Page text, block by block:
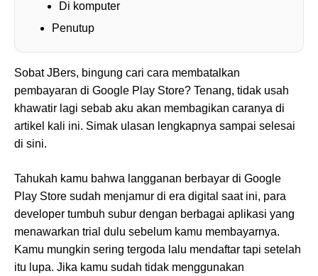
Di komputer
Penutup
Sobat JBers, bingung cari cara membatalkan
pembayaran di Google Play Store? Tenang, tidak usah
khawatir lagi sebab aku akan membagikan caranya di
artikel kali ini. Simak ulasan lengkapnya sampai selesai
di sini.
Tahukah kamu bahwa langganan berbayar di Google
Play Store sudah menjamur di era digital saat ini, para
developer tumbuh subur dengan berbagai aplikasi yang
menawarkan trial dulu sebelum kamu membayarnya.
Kamu mungkin sering tergoda lalu mendaftar tapi setelah
itu lupa. Jika kamu sudah tidak menggunakan